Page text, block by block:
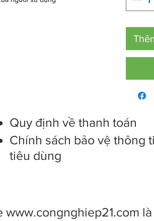
Quy định về thanh toán
Chính sách bảo vệ thông
tiêu dùng
www.congnghiep21.com là